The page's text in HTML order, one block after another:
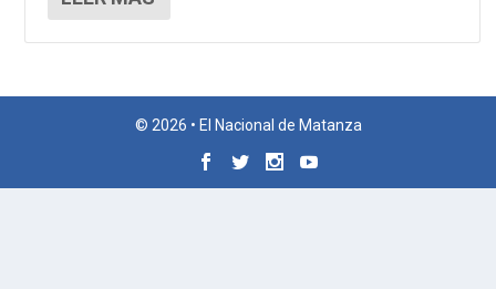
© 2026 • El Nacional de Matanza